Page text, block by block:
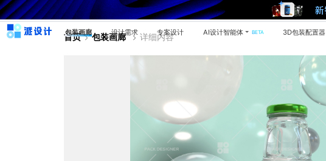
包装画廊 设计需求 专案设计 AI设计智能体 BETA 3D包装配置器
首页 包装画廊 详细内容